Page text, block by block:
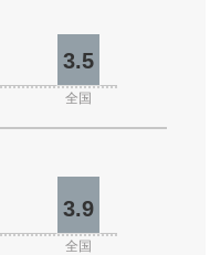
3.5
全国
3.9
全国